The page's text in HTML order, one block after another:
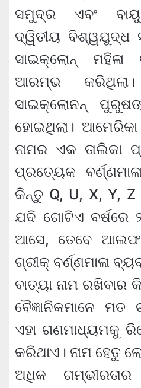
ସମୁଦ୍ର ଏବଂ
ଦ୍ୱିତୀୟ ବିଶ୍ୱଯୁଦ୍ଧ
ସାଇକ୍ଲୋନ୍
ଆରମ୍ଭ
ସାଇକ୍ଲୋନନ୍
ହୋଇଥିଲା।
ନାମର ଏକ ତାଲିକା
ପ୍ରତ୍ୟେକ
କିନ୍ତୁ Q, U, X, Y,
ଯଦି ଗୋଟିଏ ବର୍ଷରେ
ଆସେ, ତେବେ
ଗ୍ରୀକ୍ ବର୍ଣ୍ଣମାଳା
ବାତ୍ୟା ନାମ ରଖିବାର
ବୈଜ୍ଞାନିକମାନେ ମତ
ଏହା ଗଣମାଧ୍ୟମକୁ
କରିଥାଏ। ନାମ ହେତୁ
ଅଧିକ ଗମ୍ଭୀରତାର